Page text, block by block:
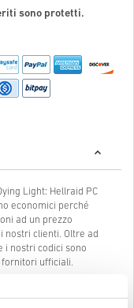
sono protetti.
Light: Hellraid PC
economici perché
ad un prezzo
nostri clienti. Oltre ad
i nostri codici sono
fornitori ufficiali.
direttamente al tuo